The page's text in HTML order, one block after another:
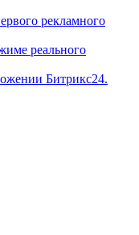
рекламного
реального
Битрикс24.